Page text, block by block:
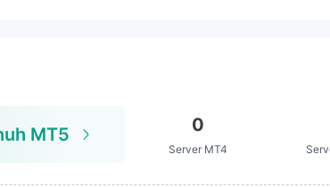
MT5 0
Server MT4